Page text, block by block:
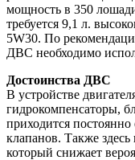
мощность в 350
требуется 9,1 л.
5W30. По
ДВС необходимо
Достоинства ДВС
В устройстве
гидрокомпенсаторы,
приходится постоянно
клапанов. Также
который снижает